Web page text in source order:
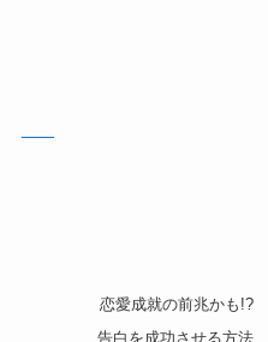
恋愛成就の前兆かも!?
告白を成功させる方法